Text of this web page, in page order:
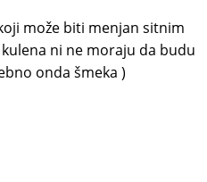
može biti menjan sitnim
ni ne moraju da budu
onda šmeka )